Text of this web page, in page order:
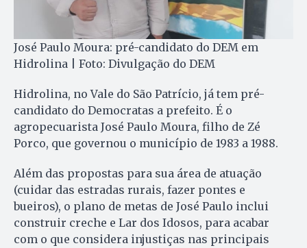
José Paulo Moura: pré-candidato do DEM em
Hidrolina | Foto: Divulgação do DEM
Hidrolina, no Vale do São Patrício, já tem pré-
candidato do Democratas a prefeito. É o
agropecuarista José Paulo Moura, filho de Zé
Porco, que governou o município de 1983 a 1988.
Além das propostas para sua área de atuação
(cuidar das estradas rurais, fazer pontes e
bueiros), o plano de metas de José Paulo inclui
construir creche e Lar dos Idosos, para acabar
com o que considera injustiças nas principais